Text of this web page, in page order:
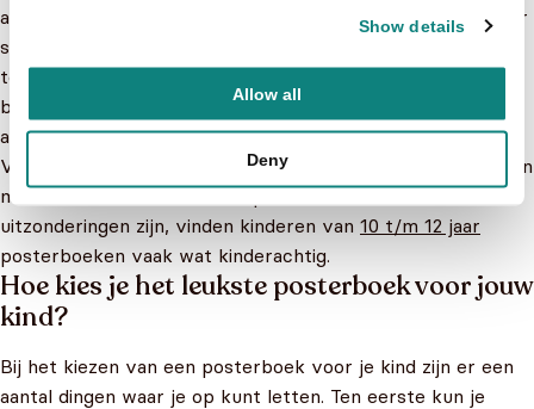
Show details
Allow all
Deny
alle
. Voor de allerjongsten van4 t/m 6 jaar
zijn er
speciale posterboeken met grote afbeeldingen en weinig
tekst. Deze boeken zijn ideaal om samen met je kind te
bekijken en te bespreken. Sommige zijn ook geschikt om
aan te schaffen als voorleesboek voor baby’s en peuters.
Voor oudere kinderen van
7 t/m 9 jaar
zijn er posterboeken
met wat meer tekst en complexere verhalen. Hoewel er
uitzonderingen zijn, vinden kinderen van 10 t/m 12 jaar
posterboeken vaak wat kinderachtig.
Hoe kies je het leukste posterboek voor jouw
kind?
Bij het kiezen van een posterboek voor je kind zijn er een
aantal dingen waar je op kunt letten. Ten eerste kun je